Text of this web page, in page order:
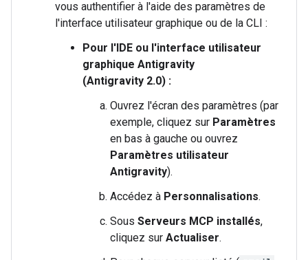
vous authentifier à l'aide des paramètres de
l'interface utilisateur graphique ou de la CLI :
Pour l'IDE ou l'interface utilisateur
graphique Antigravity
(Antigravity 2.0) :
Ouvrez l'écran des paramètres (par
exemple, cliquez sur Paramètres
en bas à gauche ou ouvrez
Paramètres utilisateur
Antigravity).
Accédez à Personnalisations.
Sous Serveurs MCP installés,
cliquez sur Actualiser.